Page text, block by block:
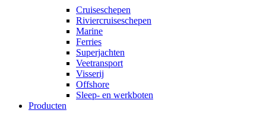
Cruiseschepen
Riviercruiseschepen
Marine
Ferries
Superjachten
Veetransport
Visserij
Offshore
Sleep- en werkboten
Producten